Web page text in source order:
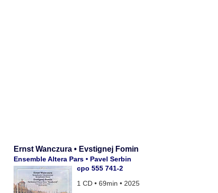
Ernst Wanczura • Evstignej Fomin
Ensemble Altera Pars • Pavel Serbin
cpo 555 741-2
1 CD • 69min • 2025